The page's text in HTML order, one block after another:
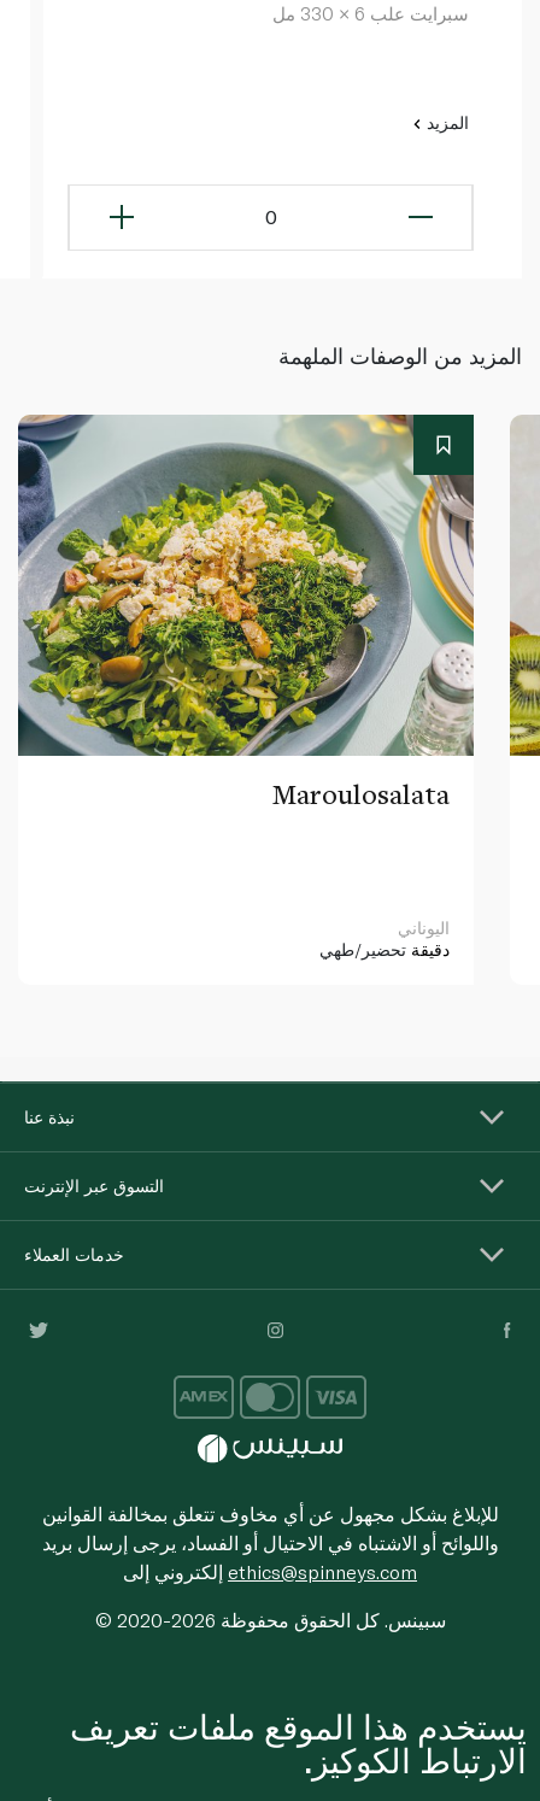
سبرايت علب 6 × 330 مل
المزيد
0
المزيد من الوصفات الملهمة
Maroulosalata
اليوناني
دقيقة تحضير/طهي
نبذة عنا
التسوق عبر الإنترنت
خدمات العملاء
للإبلاغ بشكل مجهول عن أي مخاوف تتعلق بمخالفة القوانين
واللوائح أو الاشتباه في الاحتيال أو الفساد، يرجى إرسال بريد
ethics@spinneys.com
© 2020-2026 سبينس. كل الحقوق محفوظة
يستخدم هذا الموقع ملفات تعريف
الارتباط الكوكيز.